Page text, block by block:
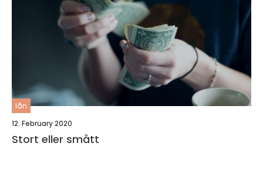
lån
12. February 2020
Stort eller smått